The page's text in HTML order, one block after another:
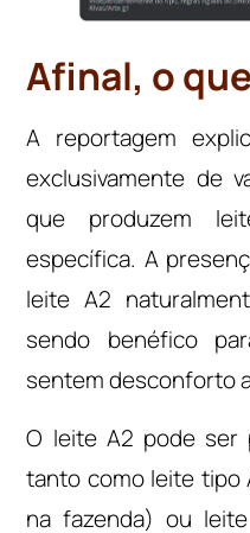
Afinal, o
A reportagem
exclusivamente de
que produzem
específica. A
leite A2
sendo benéfico
sentem desconforto
O leite A2 pode ser
tanto como leite tipo
na fazenda) ou